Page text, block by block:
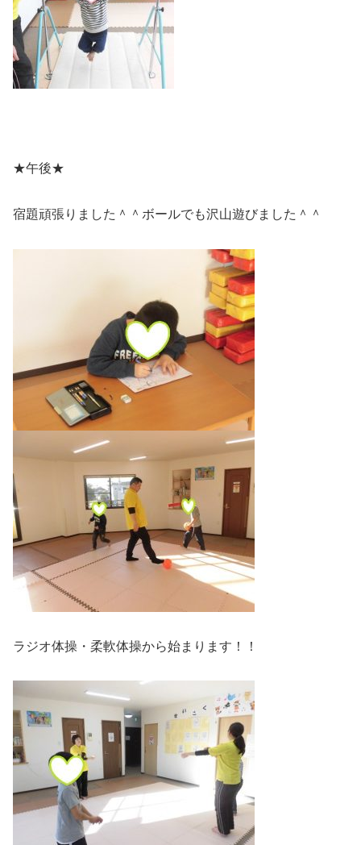
★午後★
宿題頑張りました＾＾ボールでも沢山遊びました＾＾
ラジオ体操・柔軟体操から始まります！！